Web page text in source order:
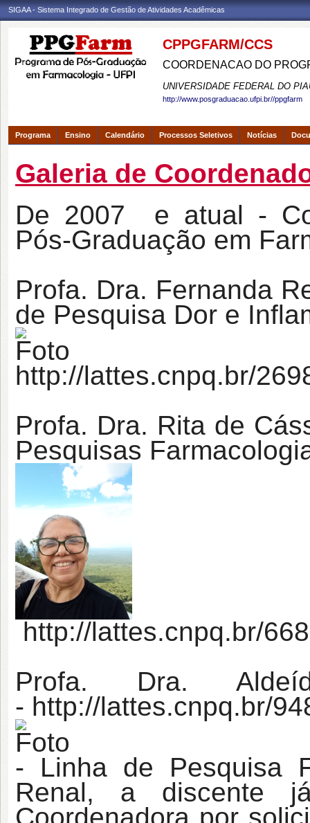
SIGAA - Sistema Integrado de Gestão de Atividades Acadêmicas
CPPGFARM/CCS
COORDENACAO DO
UNIVERSIDADE FEDERAL DO
http://www.posgraduacao.ufpi.br//ppgfarm
Programa Ensino Calendário Processos Seletivos Notícias
Galeria de
De 2007 e atual -
Pós-Graduação em
Profa. Dra. Fernanda
de Pesquisa Dor e
http://lattes.cnpq.br/
Profa. Dra. Rita de
Pesquisas
http://lattes.cnpq.br/
Profa. Dra.
- http://lattes.cnpq.br/
- Linha de Pesquisa
Renal, a discente